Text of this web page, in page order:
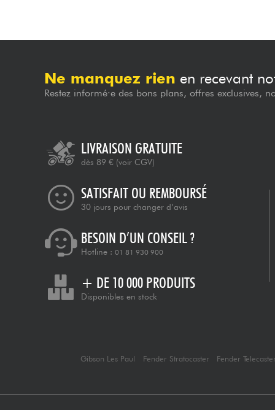
Ne manquez rien en recevant
Restez informé·e des bons plans, offres exclusives,
LIVRAISON GRATUITE
dès 89 € (voir CGV)
SATISFAIT OU REMBOURSÉ
30 jours pour changer d’avis
BESOIN D’UN CONSEIL ?
Hotline : 01 81 930 900
+ DE 10 000 PRODUITS
Disponibles en stock
Gibson Les Paul Fender Stratocaster Fender Telecaster